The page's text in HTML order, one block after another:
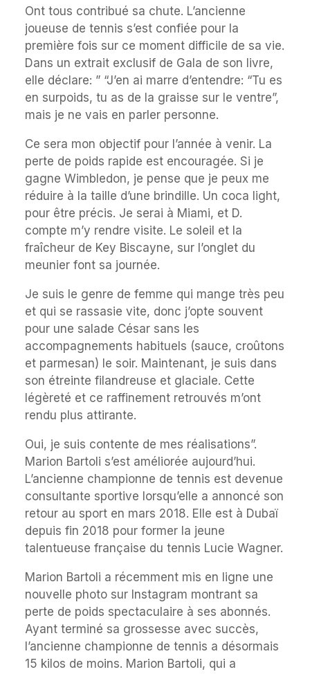
Ont tous contribué sa chute. L’ancienne
joueuse de tennis s’est confiée pour la
première fois sur ce moment difficile de sa vie.
Dans un extrait exclusif de Gala de son livre,
elle déclare: ” “J’en ai marre d’entendre: “Tu es
en surpoids, tu as de la graisse sur le ventre”,
mais je ne vais en parler personne.
Ce sera mon objectif pour l’année à venir. La
perte de poids rapide est encouragée. Si je
gagne Wimbledon, je pense que je peux me
réduire à la taille d’une brindille. Un coca light,
pour être précis. Je serai à Miami, et D.
compte m’y rendre visite. Le soleil et la
fraîcheur de Key Biscayne, sur l’onglet du
meunier font sa journée.
Je suis le genre de femme qui mange très peu
et qui se rassasie vite, donc j’opte souvent
pour une salade César sans les
accompagnements habituels (sauce, croûtons
et parmesan) le soir. Maintenant, je suis dans
son étreinte filandreuse et glaciale. Cette
légèreté et ce raffinement retrouvés m’ont
rendu plus attirante.
Oui, je suis contente de mes réalisations”.
Marion Bartoli s’est améliorée aujourd’hui.
L’ancienne championne de tennis est devenue
consultante sportive lorsqu’elle a annoncé son
retour au sport en mars 2018. Elle est à Dubaï
depuis fin 2018 pour former la jeune
talentueuse française du tennis Lucie Wagner.
Marion Bartoli a récemment mis en ligne une
nouvelle photo sur Instagram montrant sa
perte de poids spectaculaire à ses abonnés.
Ayant terminé sa grossesse avec succès,
l’ancienne championne de tennis a désormais
15 kilos de moins. Marion Bartoli, qui a